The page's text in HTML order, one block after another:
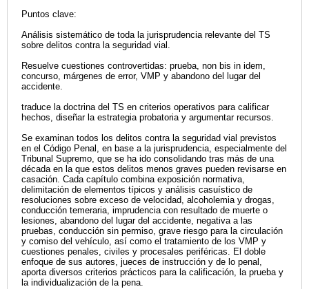
Puntos clave:
Análisis sistemático de toda la jurisprudencia relevante del TS
sobre delitos contra la seguridad vial.
Resuelve cuestiones controvertidas: prueba, non bis in idem,
concurso, márgenes de error, VMP y abandono del lugar del
accidente.
traduce la doctrina del TS en criterios operativos para calificar
hechos, diseñar la estrategia probatoria y argumentar recursos.
Se examinan todos los delitos contra la seguridad vial previstos
en el Código Penal, en base a la jurisprudencia, especialmente del
Tribunal Supremo, que se ha ido consolidando tras más de una
década en la que estos delitos menos graves pueden revisarse en
casación. Cada capítulo combina exposición normativa,
delimitación de elementos típicos y análisis casuístico de
resoluciones sobre exceso de velocidad, alcoholemia y drogas,
conducción temeraria, imprudencia con resultado de muerte o
lesiones, abandono del lugar del accidente, negativa a las
pruebas, conducción sin permiso, grave riesgo para la circulación
y comiso del vehículo, así como el tratamiento de los VMP y
cuestiones penales, civiles y procesales periféricas. El doble
enfoque de sus autores, jueces de instrucción y de lo penal,
aporta diversos criterios prácticos para la calificación, la prueba y
la individualización de la pena.